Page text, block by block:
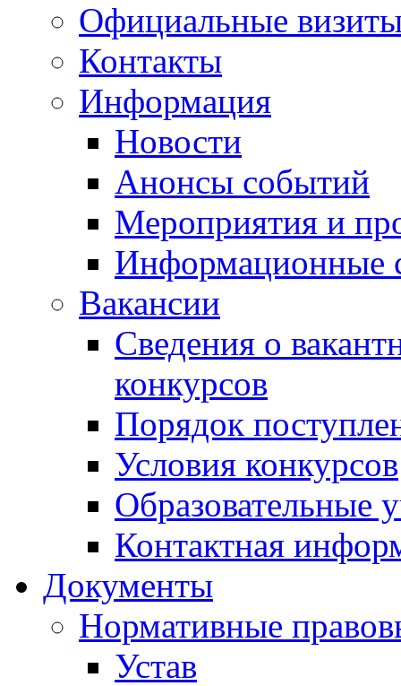
Официальные
Контакты
Информация
Новости
Анонсы событий
Мероприятия и
Информационные
Вакансии
Сведения о
конкурсов
Порядок
Условия конкурсов
Образовательные
Контактная
Документы
Нормативные
Устав